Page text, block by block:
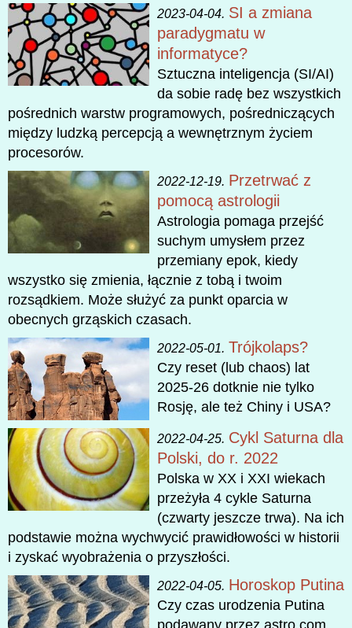
2023-04-04. SI a zmiana
paradygmatu w
informatyce?
Sztuczna inteligencja (SI/AI)
da sobie radę bez wszystkich
pośrednich warstw programowych, pośredniczących
między ludzką percepcją a wewnętrznym życiem
procesorów.
2022-12-19. Przetrwać z
pomocą astrologii
Astrologia pomaga przejść
suchym umysłem przez
przemiany epok, kiedy
wszystko się zmienia, łącznie z tobą i twoim
rozsądkiem. Może służyć za punkt oparcia w
obecnych grząskich czasach.
2022-05-01. Trójkolaps?
Czy reset (lub chaos) lat
2025-26 dotknie nie tylko
Rosję, ale też Chiny i USA?
2022-04-25. Cykl Saturna dla
Polski, do r. 2022
Polska w XX i XXI wiekach
przeżyła 4 cykle Saturna
(czwarty jeszcze trwa). Na ich
podstawie można wychwycić prawidłowości w historii
i zyskać wyobrażenia o przyszłości.
2022-04-05. Horoskop Putina
Czy czas urodzenia Putina
podawany przez astro.com